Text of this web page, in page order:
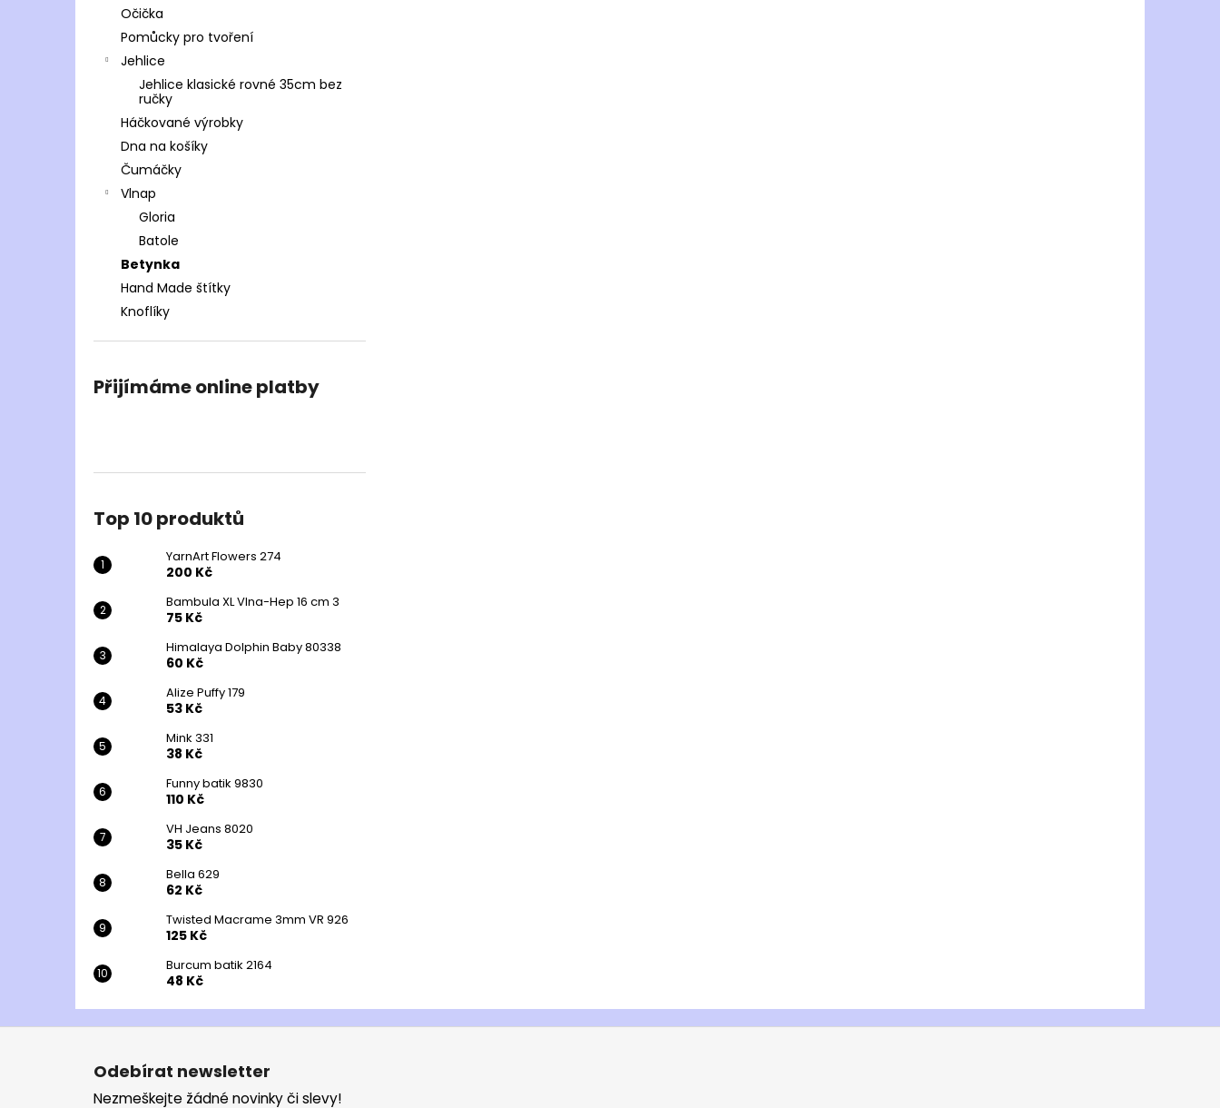
Očička
Pomůcky pro tvoření
Jehlice
Jehlice klasické rovné 35cm bez
ručky
Háčkované výrobky
Dna na košíky
Čumáčky
Vlnap
Gloria
Batole
Betynka
Hand Made štítky
Knoflíky
Přijímáme online platby
Top 10 produktů
YarnArt Flowers 274
200 Kč
Bambula XL Vlna-Hep 16 cm 3
75 Kč
Himalaya Dolphin Baby 80338
60 Kč
Alize Puffy 179
53 Kč
Mink 331
38 Kč
Funny batik 9830
110 Kč
VH Jeans 8020
35 Kč
Bella 629
62 Kč
Twisted Macrame 3mm VR 926
125 Kč
Burcum batik 2164
48 Kč
Z
Odebírat newsletter
Nezmeškejte žádné novinky či slevy!